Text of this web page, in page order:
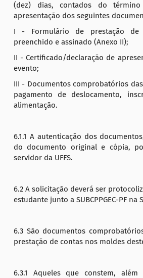
(dez) dias, contados do
apresentação dos seguintes
I - Formulário de prestação de
preenchido e assinado (Anexo II);
II - Certificado/declaração de
evento;
III - Documentos comprobatórios
pagamento de deslocamento,
alimentação.
6.1.1 A autenticação dos
do documento original e cópia,
servidor da UFFS.
6.2 A solicitação deverá ser
estudante junto a SUBCPPGEC-PF na
6.3 São documentos
prestação de contas nos moldes
6.3.1 Aqueles que constem,